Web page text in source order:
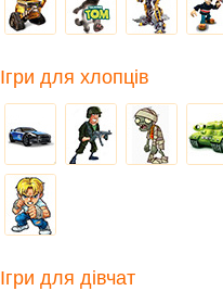
Ігри для хлопців
Ігри для дівчат